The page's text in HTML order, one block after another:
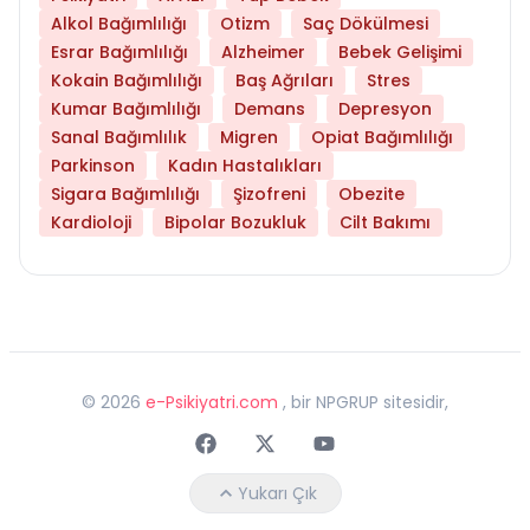
Alkol Bağımlılığı
Otizm
Saç Dökülmesi
Esrar Bağımlılığı
Alzheimer
Bebek Gelişimi
Kokain Bağımlılığı
Baş Ağrıları
Stres
Kumar Bağımlılığı
Demans
Depresyon
Sanal Bağımlılık
Migren
Opiat Bağımlılığı
Parkinson
Kadın Hastalıkları
Sigara Bağımlılığı
Şizofreni
Obezite
Kardioloji
Bipolar Bozukluk Cilt Bakımı
© 2026 e-Psikiyatri.com , bir NPGRUP sitesidir,
FaceebokTwitterYoutube
Yukarı Çık